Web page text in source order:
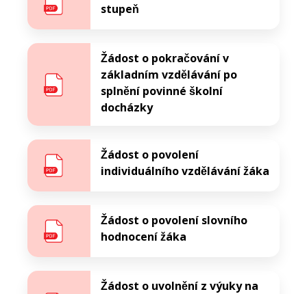
stupeň
Žádost o pokračování v
základním vzdělávání po
splnění povinné školní
docházky
Žádost o povolení
individuálního vzdělávání žáka
Žádost o povolení slovního
hodnocení žáka
Žádost o uvolnění z výuky na